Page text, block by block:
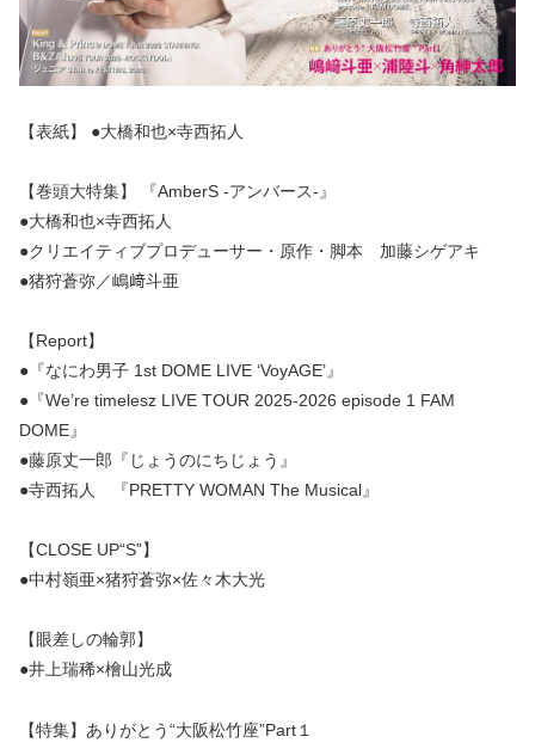
【表紙】 ●大橋和也×寺西拓人
【巻頭大特集】 『AmberS -アンバース-』
●大橋和也×寺西拓人
●クリエイティブプロデューサー・原作・脚本 加藤シゲアキ
●猪狩蒼弥／嶋﨑斗亜
【Report】
●『なにわ男子 1st DOME LIVE ‘VoyAGE’』
●『We’re timelesz LIVE TOUR 2025-2026 episode 1 FAM
DOME』
●藤原丈一郎『じょうのにちじょう』
●寺西拓人 『PRETTY WOMAN The Musical』
【CLOSE UP“S”】
●中村嶺亜×猪狩蒼弥×佐々木大光
【眼差しの輪郭】
●井上瑞稀×檜山光成
【特集】ありがとう“大阪松竹座”Part１